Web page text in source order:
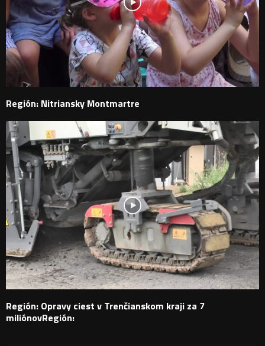
Región: Nitriansky Montmartre
Región: Opravy ciest v Trenčianskom kraji za 7
miliónovRegión: